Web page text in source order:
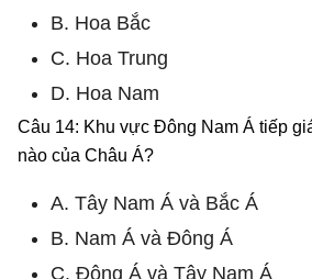
B. Hoa Bắc
C. Hoa Trung
D. Hoa Nam
Câu 14: Khu vực Đông Nam Á tiếp
nào của Châu Á?
A. Tây Nam Á và Bắc Á
B. Nam Á và Đông Á
C. Đông Á và Tây Nam Á